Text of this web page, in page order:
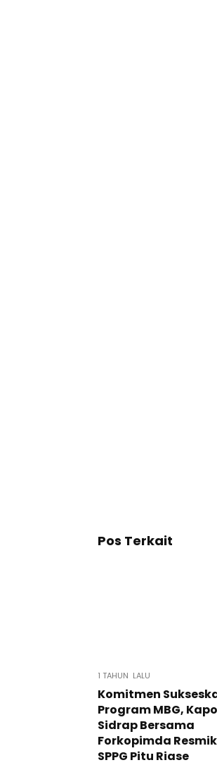
Pos Terkait
1 TAHUN LALU
Komitmen
Program MBG,
Sidrap Bersama
Forkopimda
SPPG Pitu Riase